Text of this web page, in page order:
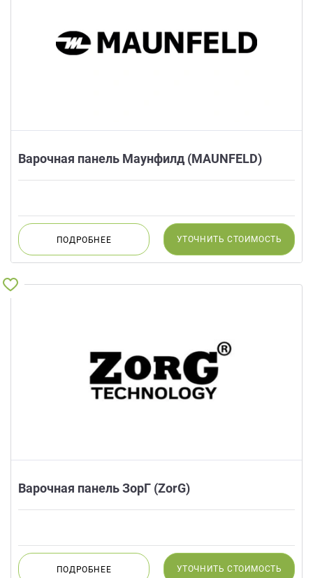
Варочная панель Маунфилд (MAUNFELD)
ПОДРОБНЕЕ УТОЧНИТЬ СТОИМОСТЬ
Варочная панель ЗорГ (ZorG)
ПОДРОБНЕЕ УТОЧНИТЬ СТОИМОСТЬ